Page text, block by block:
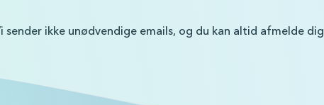
sender ikke unødvendige emails, og du kan altid afmelde dig